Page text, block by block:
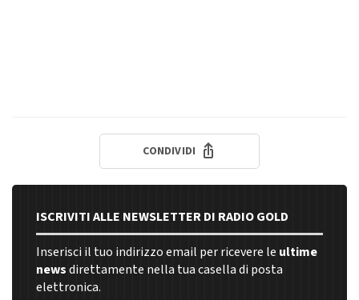
CONDIVIDI
ISCRIVITI ALLE NEWSLETTER DI RADIO GOLD
Inserisci il tuo indirizzo email per ricevere le ultime
newsdirettamente nella tua casella di posta
elettronica.